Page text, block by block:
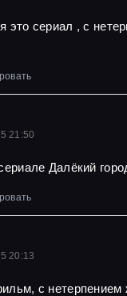
это сериал , с
21:50
Далёкий
20:13
с нетерпением